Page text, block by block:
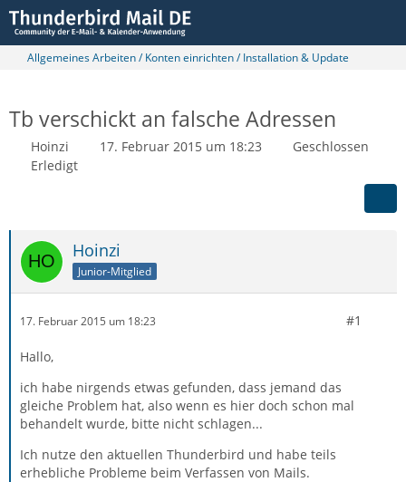
Allgemeines Arbeiten / Konten einrichten / Installation & Update
Tb verschickt an falsche Adressen
Hoinzi 17. Februar 2015 um 18:23
Geschlossen
Erledigt
Hoinzi
Junior-Mitglied
17. Februar 2015 um 18:23 #1
Hallo,
ich habe nirgends etwas gefunden, dass jemand das
gleiche Problem hat, also wenn es hier doch schon mal
behandelt wurde, bitte nicht schlagen...
Ich nutze den aktuellen Thunderbird und habe teils
erhebliche Probleme beim Verfassen von Mails.